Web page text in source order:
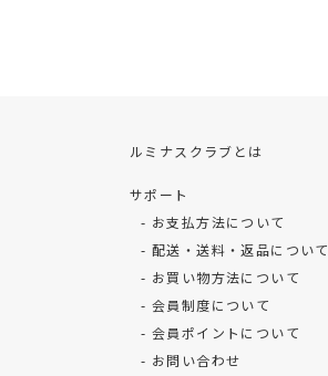
ルミナスクラブとは
サポート
お支払方法について
配送・送料・返品について
お買い物方法について
会員制度について
会員ポイントについて
お問い合わせ